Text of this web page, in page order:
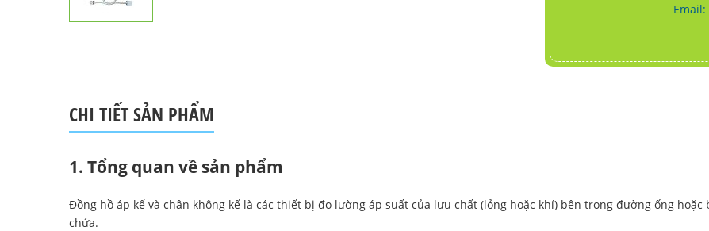
Email:
CHI TIẾT SẢN PHẨM
1. Tổng quan về sản phẩm
Đồng hồ áp kế và chân không kế là các thiết bị đo lường áp suất của lưu chất (lỏng hoặc khí) bên trong đường ống hoặc
chứa.